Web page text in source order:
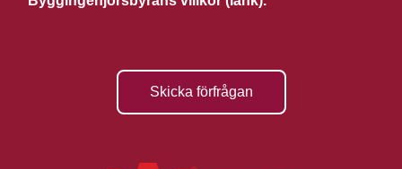
Skicka förfrågan